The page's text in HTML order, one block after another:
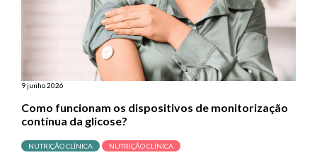
9 junho 2026
Como funcionam os dispositivos de monitorização
contínua da glicose?
NUTRIÇÃO CLÍNICA NUTRIÇÃO CLÍNICA